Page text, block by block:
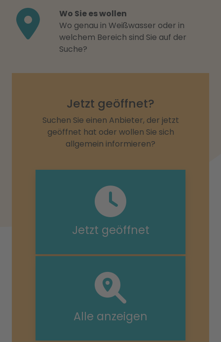
Wo Sie es wollen
Wo genau in Weißwasser oder in
welchem Bereich sind Sie auf der
Suche?
Jetzt geöffnet?
Suchen Sie einen Anbieter, der jetzt
geöffnet hat oder wollen Sie sich
allgemein informieren?
Jetzt geöffnet
Alle anzeigen